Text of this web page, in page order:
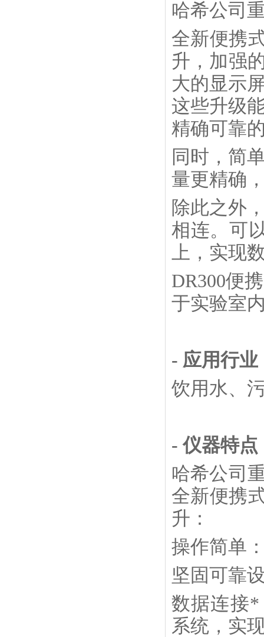
哈希公司
全新便携
升，加强
大的显示
这些升级
精确可靠
同时，简
量更精确
除此之外
相连。可
上，实现
DR300便
于实验室
- 应用行业
饮用水、
- 仪器特点
哈希公司
全新便携
升：
操作简单
坚固可靠
数据连接*
系统，实